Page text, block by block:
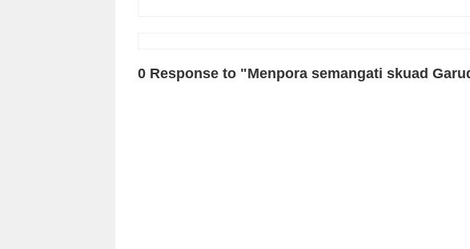
0 Response to "Menpora semangati skuad